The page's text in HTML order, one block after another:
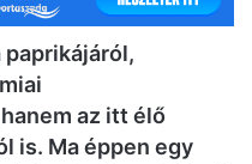
paprikájáról,
az itt élő
is. Ma éppen egy